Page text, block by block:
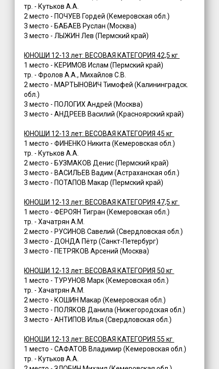
тр. - Кутьков А.А.
2 место - ПОЧУЕВ Гордей (Кемеровская обл.)
3 место - БАБАЕВ Руслан (Москва)
3 место - ЛЫЖИН Лев (Пермский край)
ЮНОШИ 12-13 лет: ВЕСОВАЯ КАТЕГОРИЯ 42,5 кг
1 место - КЕРИМОВ Ислам (Пермский край)
тр. - Фролов А.А., Михайлов С.В.
2 место - МАРТЫНОВИЧ Тимофей (Калининградск.
обл.)
3 место - ПОЛОГИХ Андрей (Москва)
3 место - АНДРЕЕВ Василий (Красноярский край)
ЮНОШИ 12-13 лет: ВЕСОВАЯ КАТЕГОРИЯ 45 кг
1 место - ФИНЕНКО Никита (Кемеровская обл.)
тр. - Кутьков А.А.
2 место - БУЗМАКОВ Денис (Пермский край)
3 место - ВАСИЛЬЕВ Вадим (Астраханская обл.)
3 место - ПОТАПОВ Макар (Пермский край)
ЮНОШИ 12-13 лет: ВЕСОВАЯ КАТЕГОРИЯ 47,5 кг
1 место - ФЕРОЯН Тигран (Кемеровская обл.)
тр. - Хачатрян А.М.
2 место - РУСИНОВ Савелий (Свердловская обл.)
3 место - ДОНДА Пётр (Санкт-Петербург)
3 место - ПЕТРЯКОВ Арсений (Москва)
ЮНОШИ 12-13 лет: ВЕСОВАЯ КАТЕГОРИЯ 50 кг
1 место - ТУРУНОВ Марк (Кемеровская обл.)
тр. - Хачатрян А.М.
2 место - КОШИН Макар (Кемеровская обл.)
3 место - ПОЛЯКОВ Данила (Нижегородская обл.)
3 место - АНТИПОВ Илья (Свердловская обл.)
ЮНОШИ 12-13 лет: ВЕСОВАЯ КАТЕГОРИЯ 55 кг
1 место - САФАТОВ Владимир (Кемеровская обл.)
тр. - Кутьков А.А.